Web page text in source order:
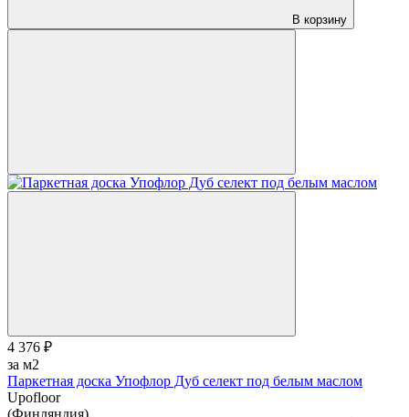
В корзину
4 376 ₽
за м2
Паркетная доска Упофлор Дуб селект под белым маслом
Upofloor
(Финляндия)